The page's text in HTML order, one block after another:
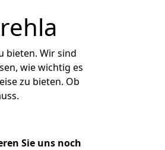
bieten. Wir sind
wie wichtig es
zu bieten. Ob
Sie uns noch